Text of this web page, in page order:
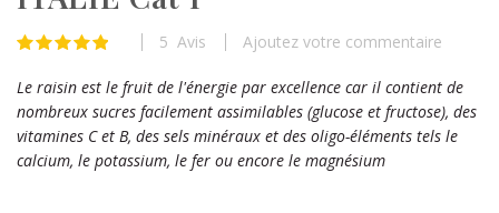
beginning
of
images
gallery
Évaluation: 5 Avis Ajoutez votre commentaire
Le raisin est le fruit de l'énergie par excellence car il contient de
nombreux sucres facilement assimilables (glucose et fructose), des
vitamines C et B, des sels minéraux et des oligo-éléments tels le
calcium, le potassium, le fer ou encore le magnésium